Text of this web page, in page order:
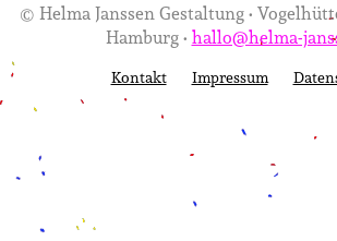
© Helma Janssen Gestaltung •
Hamburg • hallo@helma-
Kontakt Impressum